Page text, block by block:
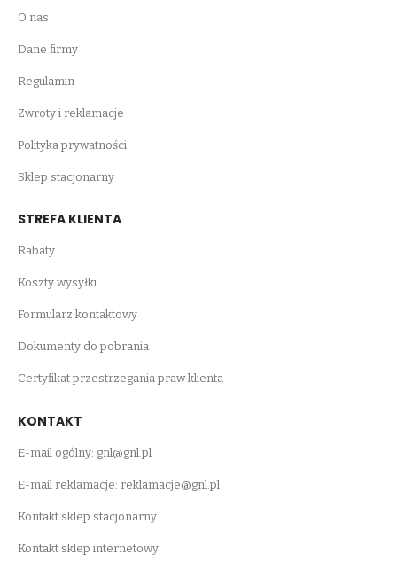
O nas
Dane firmy
Regulamin
Zwroty i reklamacje
Polityka prywatności
Sklep stacjonarny
STREFA KLIENTA
Rabaty
Koszty wysyłki
Formularz kontaktowy
Dokumenty do pobrania
Certyfikat przestrzegania praw klienta
KONTAKT
E-mail ogólny: gnl@gnl.pl
E-mail reklamacje: reklamacje@gnl.pl
Kontakt sklep stacjonarny
Kontakt sklep internetowy